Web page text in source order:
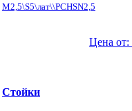
М2,5\S5\лат\\PCHSN2,5
Цена от:
Стойки